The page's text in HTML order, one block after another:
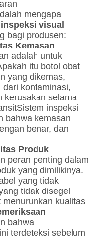
mengapa
visual
bagi produsen:
Kemasan
adalah untuk
itu botol obat
yang dikemas,
dari kontaminasi,
kerusakan selama
inspeksi
bahwa kemasan
benar, dan
Produk
peran penting dalam
yang dimilikinya.
yang tidak
tidak disegel
menurunkan kualitas
bahwa
terdeteksi sebelum